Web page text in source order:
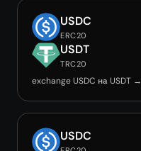
USDC
ERC20
USDT
TRC20
exchange USDC на USDT →
USDC